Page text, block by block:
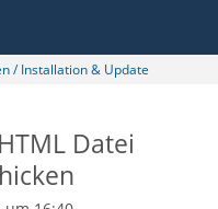
/ Installation & Update
Datei